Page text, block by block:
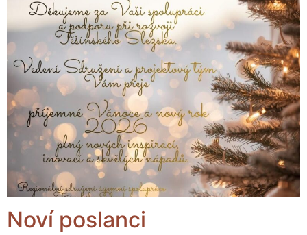
Noví poslanci